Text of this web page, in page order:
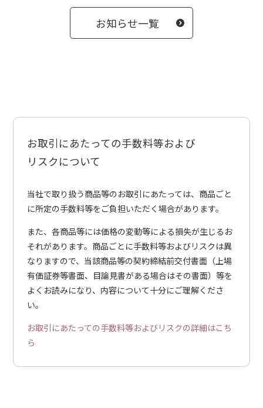
お知らせ一覧
お取引にあたっての手数料等および
リスクについて
当社で取り扱う商品等のお取引にあたっては、商品ごと
に所定の手数料等をご負担いただく場合があります。
また、各商品等には価格の変動等による損失が生じるお
それがあります。商品ごとに手数料等およびリスクは異
なりますので、当該商品等の契約締結前交付書面（上場
有価証券等書面、目論見書がある場合はその書面）等を
よくお読みになり、内容について十分にご理解くださ
い。
お取引にあたっての手数料等およびリスクの詳細はこち
ら